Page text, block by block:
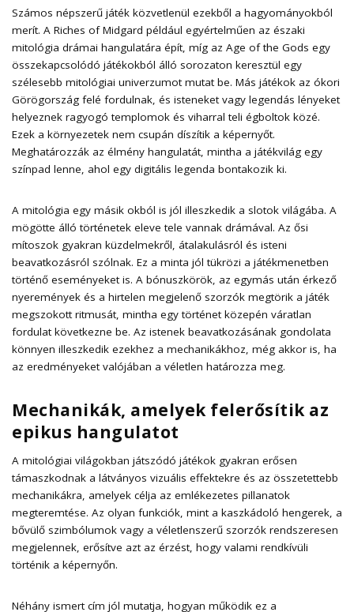
Számos népszerű játék közvetlenül ezekből a hagyományokból
merít. A Riches of Midgard például egyértelműen az északi
mitológia drámai hangulatára épít, míg az Age of the Gods egy
összekapcsolódó játékokból álló sorozaton keresztül egy
szélesebb mitológiai univerzumot mutat be. Más játékok az ókori
Görögország felé fordulnak, és isteneket vagy legendás lényeket
helyeznek ragyogó templomok és viharral teli égboltok közé.
Ezek a környezetek nem csupán díszítik a képernyőt.
Meghatározzák az élmény hangulatát, mintha a játékvilág egy
színpad lenne, ahol egy digitális legenda bontakozik ki.
A mitológia egy másik okból is jól illeszkedik a slotok világába. A
mögötte álló történetek eleve tele vannak drámával. Az ősi
mítoszok gyakran küzdelmekről, átalakulásról és isteni
beavatkozásról szólnak. Ez a minta jól tükrözi a játékmenetben
történő eseményeket is. A bónuszkörök, az egymás után érkező
nyeremények és a hirtelen megjelenő szorzók megtörik a játék
megszokott ritmusát, mintha egy történet közepén váratlan
fordulat következne be. Az istenek beavatkozásának gondolata
könnyen illeszkedik ezekhez a mechanikákhoz, még akkor is, ha
az eredményeket valójában a véletlen határozza meg.
Mechanikák, amelyek felerősítik az
epikus hangulatot
A mitológiai világokban játszódó játékok gyakran erősen
támaszkodnak a látványos vizuális effektekre és az összetettebb
mechanikákra, amelyek célja az emlékezetes pillanatok
megteremtése. Az olyan funkciók, mint a kaszkádoló hengerek, a
bővülő szimbólumok vagy a véletlenszerű szorzók rendszeresen
megjelennek, erősítve azt az érzést, hogy valami rendkívüli
történik a képernyőn.
Néhány ismert cím jól mutatja, hogyan működik ez a